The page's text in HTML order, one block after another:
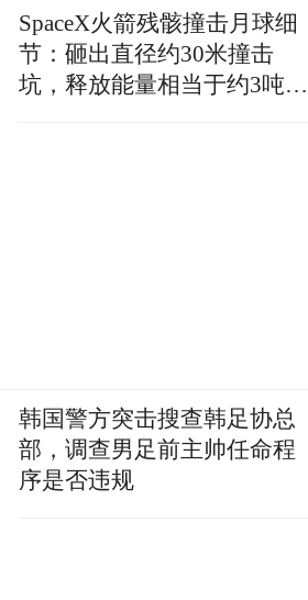
SpaceX火箭残骸撞击月球细
节：砸出直径约30米撞击
坑，释放能量相当于约3吨
韩国警方突击搜查韩足协总
部，调查男足前主帅任命程
序是否违规